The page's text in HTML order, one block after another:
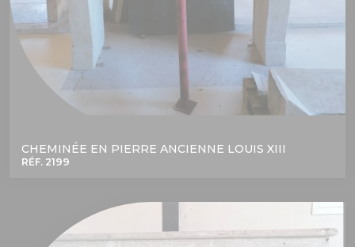
CHEMINÉE EN PIERRE ANCIENNE LOUIS XIII
RÉF. 2199